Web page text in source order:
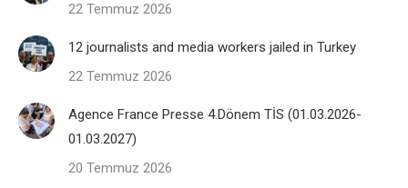
22 Temmuz 2026
12 journalists and media workers jailed in Turkey
22 Temmuz 2026
Agence France Presse 4.Dönem TİS (01.03.2026-
01.03.2027)
20 Temmuz 2026